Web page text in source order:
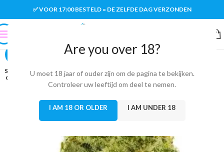
Are you over 18?
U moet 18 jaar of ouder zijn om de pagina te bekijken.
Controleer uw leeftijd om deel te nemen.
I AM 18 OR OLDER I AM UNDER 18
✅ VOOR 17:00 BESTELD = DE ZELFDE DAG VERZONDEN
SOLD
OUT